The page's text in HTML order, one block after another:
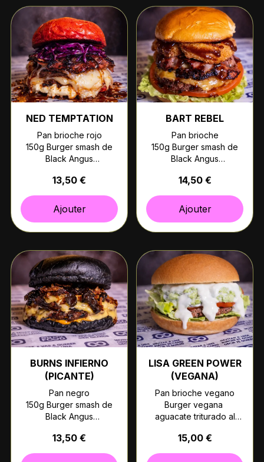
NED TEMPTATION
Pan brioche rojo
150g Burger smash de
Black Angus
Bacon crujiente
Cebolla encurtida
Mayonesa
13,50 €
Ajouter
BART REBEL
Pan brioche
150g Burger smash de
Black Angus
Bacon crujiente
Aros de cebolla caseros
Salsa BBQ picante
Lechuga y tomate
14,50 €
Ajouter
BURNS INFIERNO
(PICANTE)
Pan negro
150g Burger smash de
Black Angus
Jalapeños
caramelizados
13,50 €
LISA GREEN POWER
(VEGANA)
Pan brioche vegano
Burger vegana
aguacate triturado al
Salsa yogur con limón
casera
15,00 €